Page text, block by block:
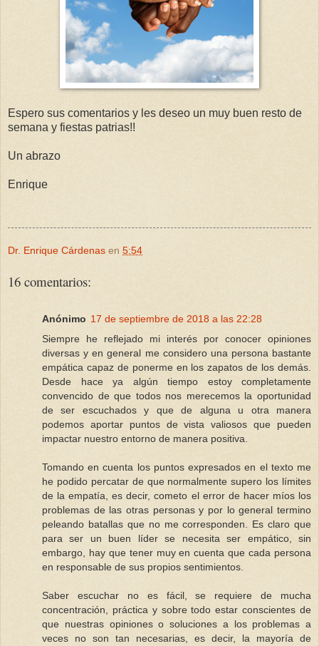
Espero sus comentarios y les deseo un muy buen resto de
semana y fiestas patrias!!
Un abrazo
Enrique
Dr. Enrique Cárdenas en 5:54
16 comentarios:
Anónimo 17 de septiembre de 2018 a las 22:28
Siempre he reflejado mi interés por conocer opiniones
diversas y en general me considero una persona bastante
empática capaz de ponerme en los zapatos de los demás.
Desde hace ya algún tiempo estoy completamente
convencido de que todos nos merecemos la oportunidad
de ser escuchados y que de alguna u otra manera
podemos aportar puntos de vista valiosos que pueden
impactar nuestro entorno de manera positiva.
Tomando en cuenta los puntos expresados en el texto me
he podido percatar de que normalmente supero los límites
de la empatía, es decir, cometo el error de hacer míos los
problemas de las otras personas y por lo general termino
peleando batallas que no me corresponden. Es claro que
para ser un buen líder se necesita ser empático, sin
embargo, hay que tener muy en cuenta que cada persona
en responsable de sus propios sentimientos.
Saber escuchar no es fácil, se requiere de mucha
concentración, práctica y sobre todo estar conscientes de
que nuestras opiniones o soluciones a los problemas a
veces no son tan necesarias, es decir, la mayoría de